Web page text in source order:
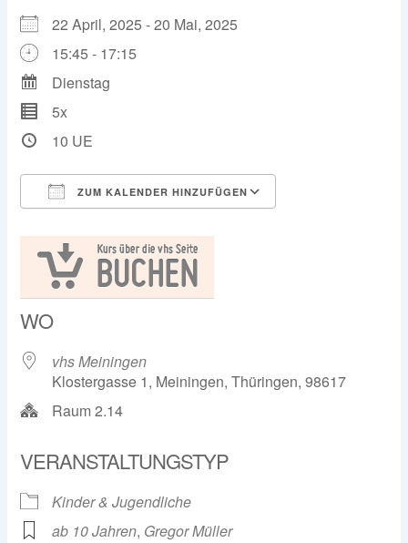
22 April, 2025 - 20 Mai, 2025
15:45 - 17:15
Dienstag
5x
10 UE
ZUM KALENDER HINZUFÜGEN
WO
vhs Meiningen
Klostergasse 1, Meiningen, Thüringen, 98617
Raum 2.14
VERANSTALTUNGSTYP
Kinder & Jugendliche
ab 10 Jahren, Gregor Müller